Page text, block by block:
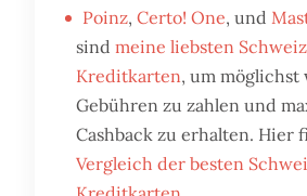
Poinz,Certo! One, und
sindmeine liebsten
Kreditkarten, um möglichst
Gebühren zu zahlen und
Cashback zu erhalten. Hier
Vergleich der besten